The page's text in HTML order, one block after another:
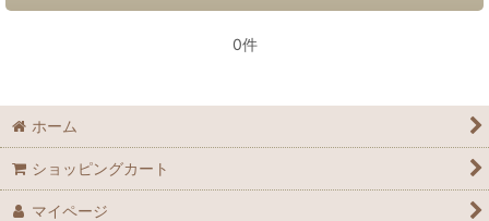
0件
ホーム
ショッピングカート
マイページ